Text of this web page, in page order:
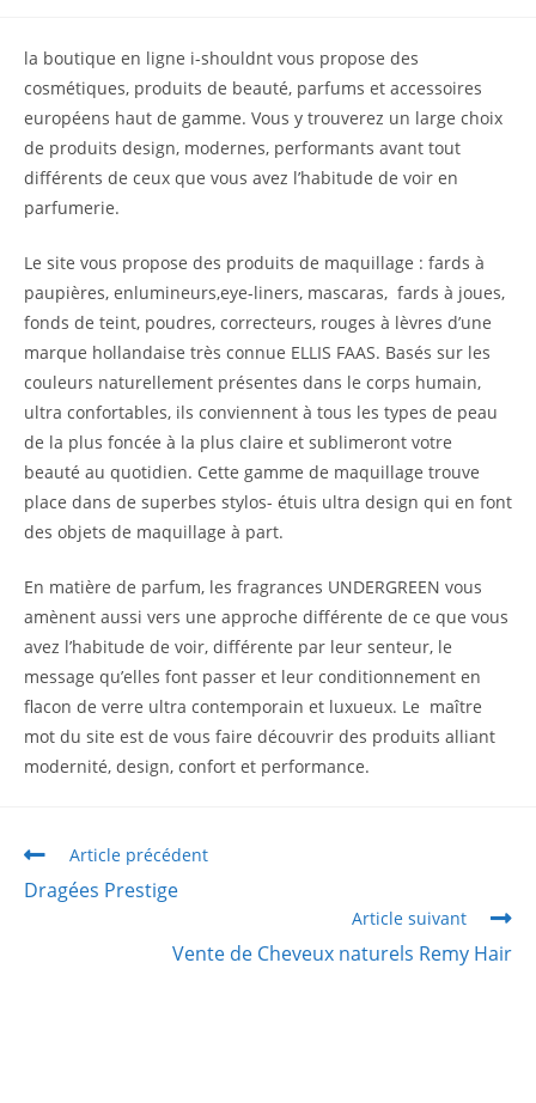
la boutique en ligne i-shouldnt vous propose des
cosmétiques, produits de beauté, parfums et accessoires
européens haut de gamme. Vous y trouverez un large choix
de produits design, modernes, performants avant tout
différents de ceux que vous avez l’habitude de voir en
parfumerie.
Le site vous propose des produits de maquillage : fards à
paupières, enlumineurs,eye-liners, mascaras, fards à joues,
fonds de teint, poudres, correcteurs, rouges à lèvres d’une
marque hollandaise très connue ELLIS FAAS. Basés sur les
couleurs naturellement présentes dans le corps humain,
ultra confortables, ils conviennent à tous les types de peau
de la plus foncée à la plus claire et sublimeront votre
beauté au quotidien. Cette gamme de maquillage trouve
place dans de superbes stylos- étuis ultra design qui en font
des objets de maquillage à part.
En matière de parfum, les fragrances UNDERGREEN vous
amènent aussi vers une approche différente de ce que vous
avez l’habitude de voir, différente par leur senteur, le
message qu’elles font passer et leur conditionnement en
flacon de verre ultra contemporain et luxueux. Le maître
mot du site est de vous faire découvrir des produits alliant
modernité, design, confort et performance.
Article précédent
Dragées Prestige
Article suivant
Vente de Cheveux naturels Remy Hair